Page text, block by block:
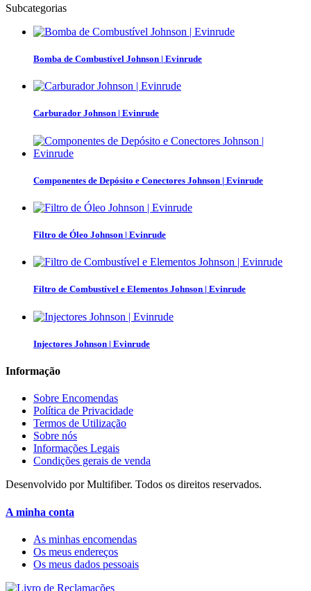
Subcategorias
Bomba de Combustível Johnson | Evinrude
Carburador Johnson | Evinrude
Componentes de Depósito e Conectores Johnson | Evinrude
Filtro de Óleo Johnson | Evinrude
Filtro de Combustível e Elementos Johnson | Evinrude
Injectores Johnson | Evinrude
Informação
Sobre Encomendas
Política de Privacidade
Termos de Utilização
Sobre nós
Informações Legais
Condições gerais de venda
Desenvolvido por Multifiber. Todos os direitos reservados.
A minha conta
As minhas encomendas
Os meus endereços
Os meus dados pessoais